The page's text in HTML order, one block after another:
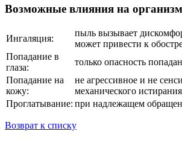
Возможные влияния на организм
Ингаляция:
пыль вызывает
может привести к
Попадание в
глаза:
только опасность
Попадание на
кожу:
не агрессивное и не
механического
Проглатывание: при надлежащем
Возврат к списку